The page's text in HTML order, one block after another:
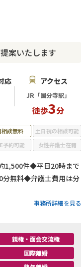
案いたします
応 アクセス
JR「国分寺駅」
徒歩3分
1,500件◆平日20時まで
無料◆弁護士費用は分
事務所詳細を見る
相談無料
土日祝の相談可能
予約可能 女性弁護士在籍
親権・面会交流権
国際離婚